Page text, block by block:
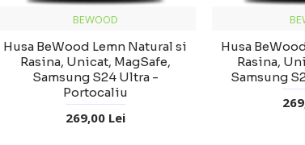
BEWOOD
Husa BeWood Lemn Natural si
Rasina, Unicat, MagSafe,
Samsung S24 Ultra -
Portocaliu
269,00 Lei
Husa
Rasina,
Samsung